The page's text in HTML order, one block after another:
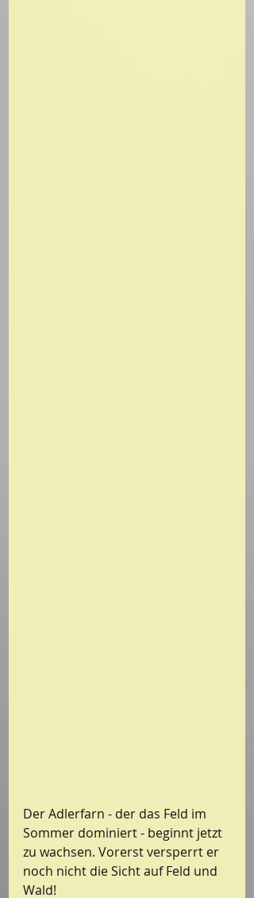
Der Adlerfarn - der das Feld im
Sommer dominiert - beginnt jetzt
zu wachsen. Vorerst versperrt er
noch nicht die Sicht auf Feld und
Wald!